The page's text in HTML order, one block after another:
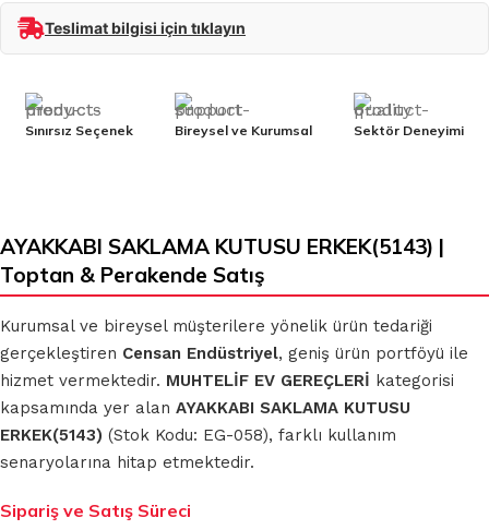
Teslimat bilgisi için tıklayın
Sınırsız Seçenek Bireysel ve Kurumsal Sektör Deneyimi
AYAKKABI SAKLAMA KUTUSU ERKEK(5143) |
Toptan & Perakende Satış
Kurumsal ve bireysel müşterilere yönelik ürün tedariği
gerçekleştiren Censan Endüstriyel, geniş ürün portföyü ile
hizmet vermektedir. MUHTELİF EV GEREÇLERİ kategorisi
kapsamında yer alan AYAKKABI SAKLAMA KUTUSU
ERKEK(5143) (Stok Kodu: EG-058), farklı kullanım
senaryolarına hitap etmektedir.
Sipariş ve Satış Süreci